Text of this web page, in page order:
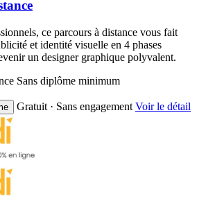
ce parcours à distance vous fait
et identité visuelle en 4 phases
un designer graphique polyvalent.
Sans diplôme minimum
Gratuit · Sans engagement Voir le détail